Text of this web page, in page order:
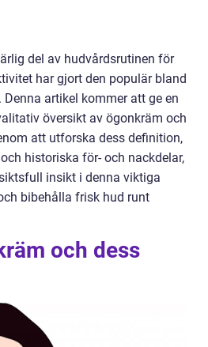
del av hudvårdsrutinen för
har gjort den populär bland
artikel kommer att ge en
översikt av ögonkräm och
att utforska dess definition,
historiska för- och nackdelar,
insikt i denna viktiga
bibehålla frisk hud runt
och dess